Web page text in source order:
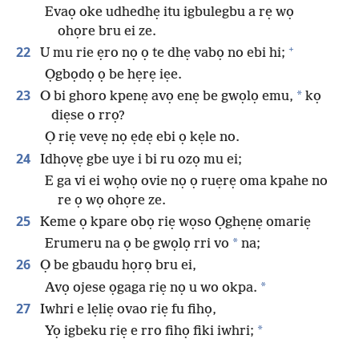
Evaọ oke udhedhẹ itu igbulegbu a rẹ wọ
ohọre bru ei ze.
22 U mu rie ẹro nọ ọ te dhẹ vabọ no ebi hi; +
Ọgbọdọ ọ be hẹrẹ iẹe.
23 O bi ghoro kpenẹ avọ enẹ be gwọlọ emu, * kọ
diẹse o rrọ?
Ọ riẹ vevẹ nọ ẹdẹ ebi ọ kẹle no.
24
Idhọvẹ gbe uye i bi ru ozọ mu ei;
E ga vi ei wọhọ ovie nọ ọ ruẹrẹ oma kpahe no
re ọ wọ ohọre ze.
25
Keme ọ kpare obọ riẹ wọso Ọghẹnẹ omariẹ
Erumeru na ọ be gwọlọ rri vo * na;
26
Ọ be gbaudu họrọ bru ei,
Avọ ojese ọgaga riẹ nọ u wo okpa. *
27
Iwhri e lẹliẹ ovao riẹ fu fihọ,
Yọ igbeku riẹ e rro fihọ fiki iwhri; *